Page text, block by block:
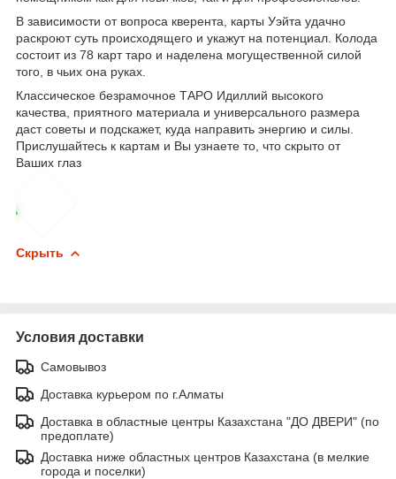
В зависимости от вопроса кверента, карты Уэйта удачно
раскроют суть происходящего и укажут на потенциал. Колода
состоит из 78 карт таро и наделена могущественной силой
того, в чьих она руках.
Классическое безрамочное ТАРО Идиллий высокого
качества, приятного материала и универсального размера
даст советы и подскажет, куда направить энергию и силы.
Прислушайтесь к картам и Вы узнаете то, что скрыто от
Ваших глаз
Скрыть
Условия доставки
Самовывоз
Доставка курьером по г.Алматы
Доставка в областные центры Казахстана "ДО ДВЕРИ" (по
предоплате)
Доставка ниже областных центров Казахстана (в мелкие
города и поселки)